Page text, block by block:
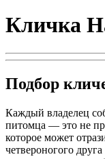
Кличка
Подбор
Каждый владелец
питомца — это не
которое может
четвероногого